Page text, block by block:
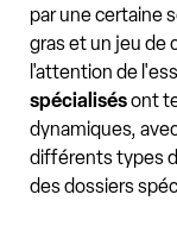
par une certaine
gras et un jeu de
l'attention de
spécialisésont
dynamiques,
différents types
des dossiers